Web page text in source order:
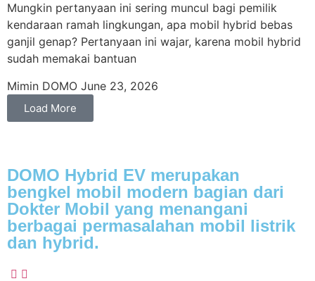
Mungkin pertanyaan ini sering muncul bagi pemilik
kendaraan ramah lingkungan, apa mobil hybrid bebas
ganjil genap? Pertanyaan ini wajar, karena mobil hybrid
sudah memakai bantuan
Mimin DOMO June 23, 2026
Load More
DOMO Hybrid EV merupakan
bengkel mobil modern bagian dari
Dokter Mobil yang menangani
berbagai permasalahan mobil listrik
dan hybrid.